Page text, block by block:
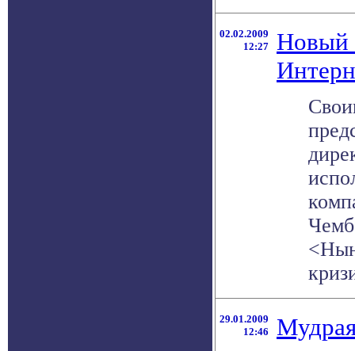
02.02.2009
12:27
Новый
29.01.2009
12:46